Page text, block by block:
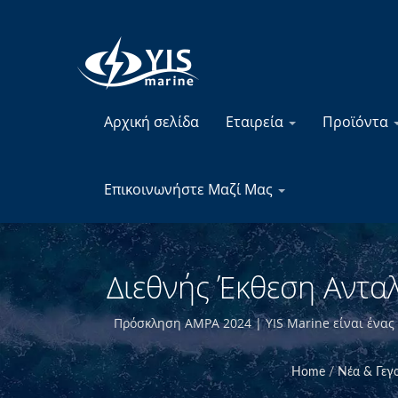
Αρχική σελίδα Εταιρεία Προϊόντα
Επικοινωνήστε Μαζί Μας
Διεθνής Έκθεση
Κατασκευαστής
Πρόσκληση AMPA 2024 | YIS Marine είναι
ηλεκτρονικών εξαρτημάτων για τη ναυτιλία.
είμαστε σε θέση
Home / Νέα &